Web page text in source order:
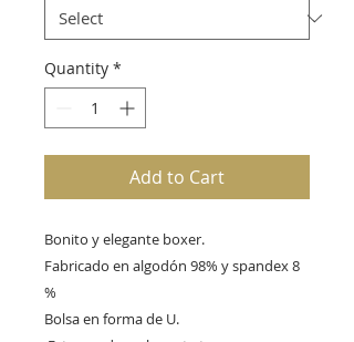
Quantity *
Add to Cart
Bonito y elegante boxer.
Fabricado en algodón 98% y spandex 8
%
Bolsa en forma de U.